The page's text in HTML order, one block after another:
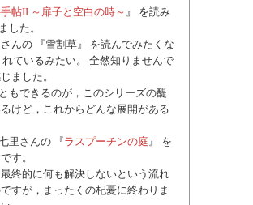
帖II ～扉子と空白の時～ 』 を読み
した。
んの 『雪割草』 を読んでみたくな
ているみたい。 全然知りませんで
ました。
もできるのが，このシリーズの醍
けど，これからどんな展開がある
里さんの 『ラスプーチンの庭』 を
す。
終的に何も解決しないという流れ
すが，まったくの杞憂に終わりま